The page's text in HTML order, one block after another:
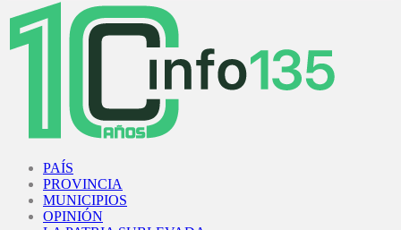
PAÍS
PROVINCIA
MUNICIPIOS
OPINIÓN